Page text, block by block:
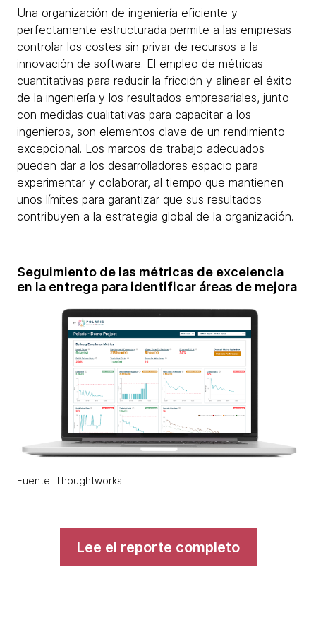
Una organización de ingeniería eficiente y
perfectamente estructurada permite a las empresas
controlar los costes sin privar de recursos a la
innovación de software. El empleo de métricas
cuantitativas para reducir la fricción y alinear el éxito
de la ingeniería y los resultados empresariales, junto
con medidas cualitativas para capacitar a los
ingenieros, son elementos clave de un rendimiento
excepcional. Los marcos de trabajo adecuados
pueden dar a los desarrolladores espacio para
experimentar y colaborar, al tiempo que mantienen
unos límites para garantizar que sus resultados
contribuyen a la estrategia global de la organización.
Seguimiento de las métricas de excelencia
en la entrega para identificar áreas de mejora
Fuente: Thoughtworks
Lee el reporte completo